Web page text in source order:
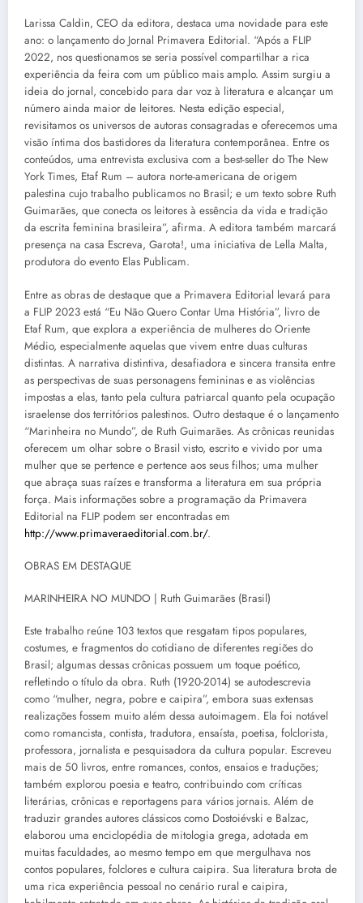
Larissa Caldin, CEO da editora, destaca uma novidade para este
ano: o lançamento do Jornal Primavera Editorial. “Após a FLIP
2022, nos questionamos se seria possível compartilhar a rica
experiência da feira com um público mais amplo. Assim surgiu a
ideia do jornal, concebido para dar voz à literatura e alcançar um
número ainda maior de leitores. Nesta edição especial,
revisitamos os universos de autoras consagradas e oferecemos uma
visão íntima dos bastidores da literatura contemporânea. Entre os
conteúdos, uma entrevista exclusiva com a best-seller do The New
York Times, Etaf Rum – autora norte-americana de origem
palestina cujo trabalho publicamos no Brasil; e um texto sobre Ruth
Guimarães, que conecta os leitores à essência da vida e tradição
da escrita feminina brasileira”, afirma. A editora também marcará
presença na casa Escreva, Garota!, uma iniciativa de Lella Malta,
produtora do evento Elas Publicam.
Entre as obras de destaque que a Primavera Editorial levará para
a FLIP 2023 está “Eu Não Quero Contar Uma História”, livro de
Etaf Rum, que explora a experiência de mulheres do Oriente
Médio, especialmente aquelas que vivem entre duas culturas
distintas. A narrativa distintiva, desafiadora e sincera transita entre
as perspectivas de suas personagens femininas e as violências
impostas a elas, tanto pela cultura patriarcal quanto pela ocupação
israelense dos territórios palestinos. Outro destaque é o lançamento
“Marinheira no Mundo”, de Ruth Guimarães. As crônicas reunidas
oferecem um olhar sobre o Brasil visto, escrito e vivido por uma
mulher que se pertence e pertence aos seus filhos; uma mulher
que abraça suas raízes e transforma a literatura em sua própria
força. Mais informações sobre a programação da Primavera
Editorial na FLIP podem ser encontradas em
http://www.primaveraeditorial.com.br/.
OBRAS EM DESTAQUE
MARINHEIRA NO MUNDO | Ruth Guimarães (Brasil)
Este trabalho reúne 103 textos que resgatam tipos populares,
costumes, e fragmentos do cotidiano de diferentes regiões do
Brasil; algumas dessas crônicas possuem um toque poético,
refletindo o título da obra. Ruth (1920-2014) se autodescrevia
como “mulher, negra, pobre e caipira”, embora suas extensas
realizações fossem muito além dessa autoimagem. Ela foi notável
como romancista, contista, tradutora, ensaísta, poetisa, folclorista,
professora, jornalista e pesquisadora da cultura popular. Escreveu
mais de 50 livros, entre romances, contos, ensaios e traduções;
também explorou poesia e teatro, contribuindo com críticas
literárias, crônicas e reportagens para vários jornais. Além de
traduzir grandes autores clássicos como Dostoiévski e Balzac,
elaborou uma enciclopédia de mitologia grega, adotada em
muitas faculdades, ao mesmo tempo em que mergulhava nos
contos populares, folclores e cultura caipira. Sua literatura brota de
uma rica experiência pessoal no cenário rural e caipira,